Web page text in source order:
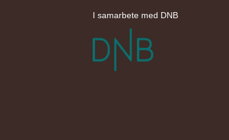
I samarbete med DNB